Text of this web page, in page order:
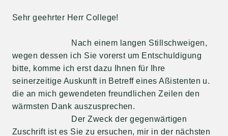
Sehr geehrter Herr College!
Nach einem langen Stillschweigen,
wegen dessen ich Sie vorerst um Entschuldigung
bitte, komme ich erst dazu Ihnen für Ihre
seinerzeitige Auskunft in Betreff eines Aßistenten u.
die an mich gewendeten freundlichen Zeilen den
wärmsten Dank auszusprechen.
Der Zweck der gegenwärtigen
Zuschrift ist es Sie zu ersuchen, mir in der nächsten